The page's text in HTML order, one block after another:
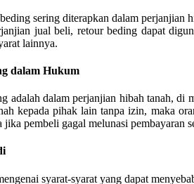
sering diterapkan dalam perjanjian
jual beli, retour beding dapat
lainnya.
dalam Hukum
adalah dalam perjanjian hibah tanah, di
kepada pihak lain tanpa izin, maka
pembeli gagal melunasi pembayaran
syarat-syarat yang dapat